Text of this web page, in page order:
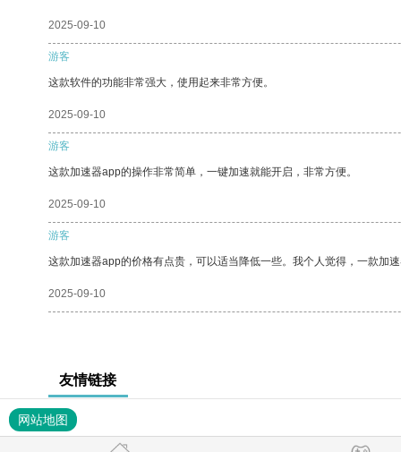
2025-09-10
游客
这款软件的功能非常强大，使用起来非常方便。
2025-09-10
游客
这款加速器app的操作非常简单，一键加速就能开启，非常方便。
2025-09-10
游客
这款加速器app的价格有点贵，可以适当降低一些。我个人觉得，一款加
2025-09-10
友情链接
网站地图